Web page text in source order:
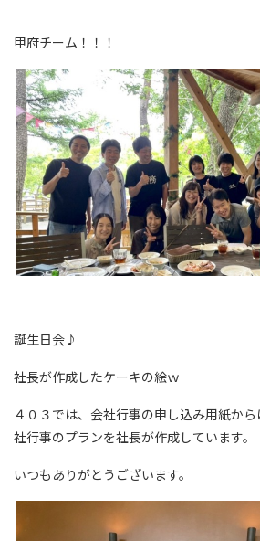
甲府チーム！！！
誕生日会♪
社長が作成したケーキの絵ｗ
４０３では、会社行事の申し込み用紙か
社行事のプランを社長が作成しています。
いつもありがとうございます。